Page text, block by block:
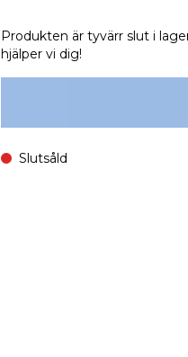
Produkten är tyvärr slut i
hjälper vi dig!
Slutsåld